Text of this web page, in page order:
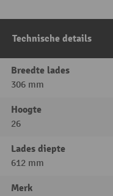
Technische details
Breedte lades
306 mm
Hoogte
26
Lades diepte
612 mm
Merk